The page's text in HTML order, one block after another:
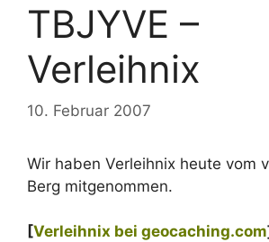
TBJYVE –
Verleihnix
10. Februar 2007
Wir haben Verleihnix heute vom
Berg mitgenommen.
[Verleihnix bei geocaching.com